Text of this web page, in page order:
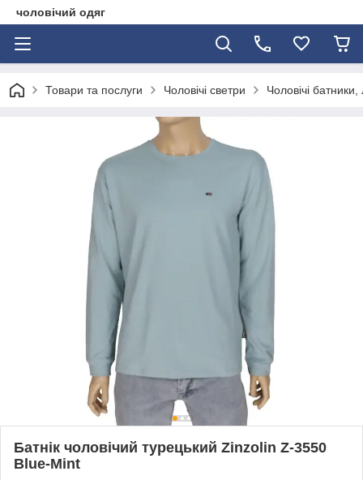
чоловічий одяг
Товари та послуги Чоловічі светри Чоловічі
Батнік чоловічий турецький Zinzolin Z-3550
Blue-Mint